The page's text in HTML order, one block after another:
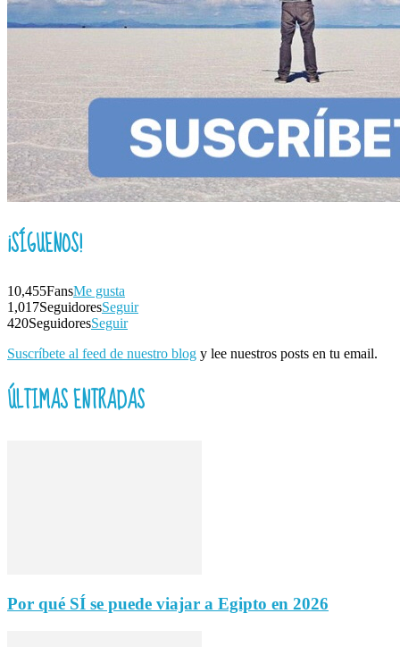
¡SÍGUENOS!
10,455FansMe gusta
1,017SeguidoresSeguir
420SeguidoresSeguir
Suscríbete al feed de nuestro blog y lee nuestros posts en tu email.
ÚLTIMAS ENTRADAS
Por qué SÍ se puede viajar a Egipto en 2026